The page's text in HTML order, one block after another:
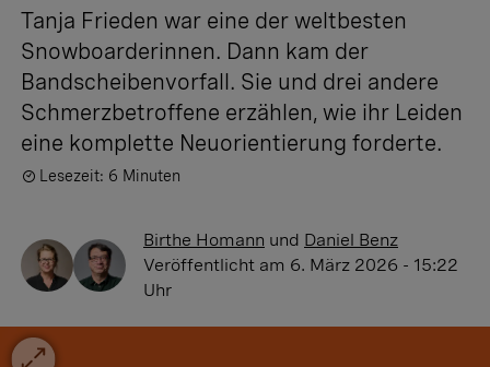
Tanja Frieden war eine der weltbesten
Snowboarderinnen. Dann kam der
Bandscheibenvorfall. Sie und drei andere
Schmerzbetroffene erzählen, wie ihr Leiden
eine komplette Neuorientierung forderte.
Lesezeit: 6 Minuten
Birthe Homann und Daniel Benz
Veröffentlicht am 6. März 2026 - 15:22
Uhr